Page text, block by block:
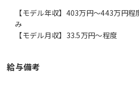
【モデル年収】403万円〜443万円
み
【モデル月収】33.5万円〜程度
給与備考